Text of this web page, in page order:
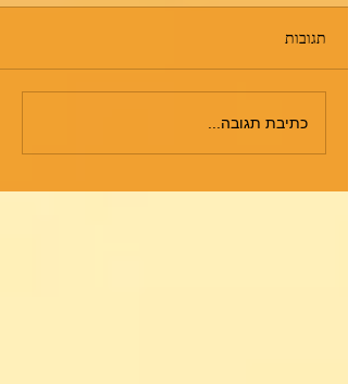
תגובות
כתיבת תגובה...